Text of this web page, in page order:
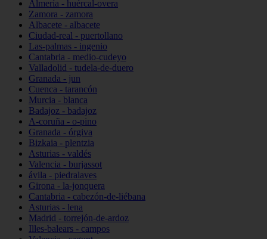
Almería - huércal-overa
Zamora - zamora
Albacete - albacete
Ciudad-real - puertollano
Las-palmas - ingenio
Cantabria - medio-cudeyo
Valladolid - tudela-de-duero
Granada - jun
Cuenca - tarancón
Murcia - blanca
Badajoz - badajoz
A-coruña - o-pino
Granada - órgiva
Bizkaia - plentzia
Asturias - valdés
Valencia - burjassot
ávila - piedralaves
Girona - la-jonquera
Cantabria - cabezón-de-liébana
Asturias - lena
Madrid - torrejón-de-ardoz
Illes-balears - campos